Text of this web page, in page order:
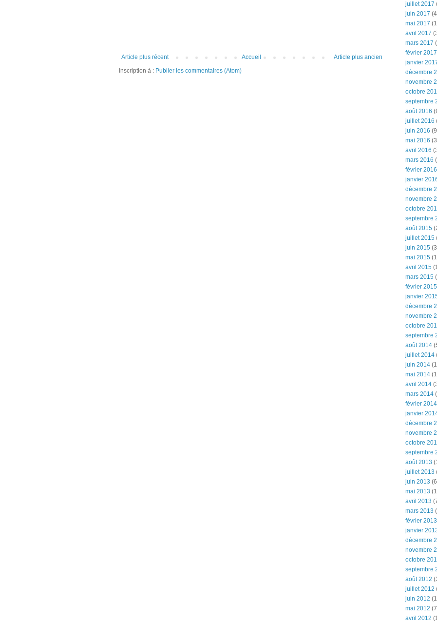
Article plus récent Article plus ancien
Accueil
Inscription à : Publier les commentaires (Atom)
juillet 2017
juin 2017
mai 2017
avril 2017
mars 2017
février 2017
janvier
décembre
novembre
octobre
septembre
août 2016
juillet 2016
juin 2016
mai 2016
avril 2016
mars 2016
février 2016
janvier
décembre
novembre
octobre
septembre
août 2015
juillet 2015
juin 2015
mai 2015
avril 2015
mars 2015
février 2015
janvier
décembre
novembre
octobre
septembre
août 2014
juillet 2014
juin 2014
mai 2014
avril 2014
mars 2014
février 2014
janvier
décembre
novembre
octobre
septembre
août 2013
juillet 2013
juin 2013
mai 2013
avril 2013
mars 2013
février 2013
janvier
décembre
novembre
octobre
septembre
août 2012
juillet 2012
juin 2012
mai 2012
avril 2012